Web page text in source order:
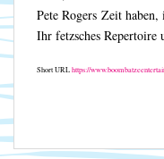
Pete Rogers Zeit
Ihr fetzsches
Short URLhttps://